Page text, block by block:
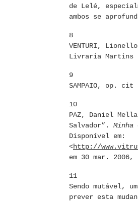
de Lelé,
ambos se
8
VENTURI,
Livraria Martins
9
SAMPAIO, op. cit
10
PAZ, Daniel
Salvador”. Minha
Disponível em:
<http://
em 30 mar. 2006,
11
Sendo mutável,
prever esta